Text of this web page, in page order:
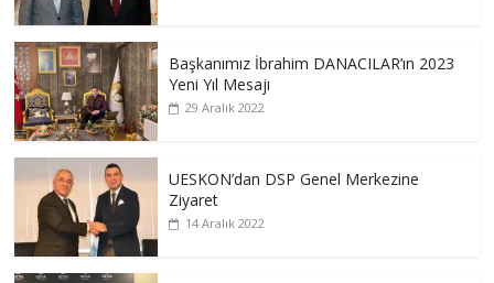
Başkanımız İbrahim DANACILAR’ın 2023
Yeni Yıl Mesajı
29 Aralık 2022
UESKON’dan DSP Genel Merkezine
Ziyaret
14 Aralık 2022